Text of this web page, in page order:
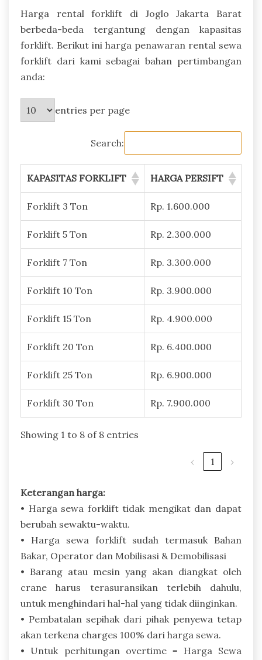
Harga rental forklift di Joglo Jakarta Barat
berbeda-beda tergantung dengan kapasitas
forklift. Berikut ini harga penawaran rental sewa
forklift dari kami sebagai bahan pertimbangan
anda:
entries per page
Search:
KAPASITAS FORKLIFT HARGA PERSIFT
Forklift 3 Ton Rp. 1.600.000
Forklift 5 Ton Rp. 2.300.000
Forklift 7 Ton Rp. 3.300.000
Forklift 10 Ton Rp. 3.900.000
Forklift 15 Ton Rp. 4.900.000
Forklift 20 Ton Rp. 6.400.000
Forklift 25 Ton Rp. 6.900.000
Forklift 30 Ton Rp. 7.900.000
Showing 1 to 8 of 8 entries
‹ 1 ›
Keterangan harga:
• Harga sewa forklift tidak mengikat dan dapat
berubah sewaktu-waktu.
• Harga sewa forklift sudah termasuk Bahan
Bakar, Operator dan Mobilisasi & Demobilisasi
• Barang atau mesin yang akan diangkat oleh
crane harus terasuransikan terlebih dahulu,
untuk menghindari hal-hal yang tidak diinginkan.
• Pembatalan sepihak dari pihak penyewa tetap
akan terkena charges 100% dari harga sewa.
• Untuk perhitungan overtime = Harga Sewa